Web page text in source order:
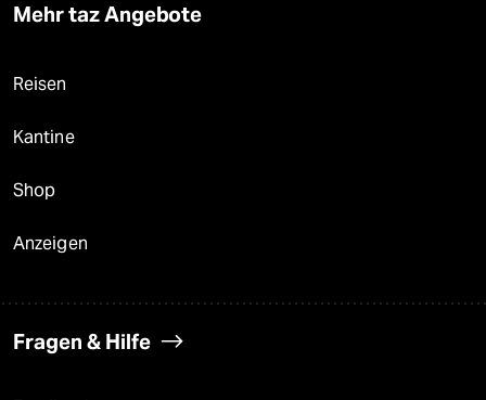
Mehr taz Angebote
Reisen
Kantine
Shop
Anzeigen
Fragen & Hilfe